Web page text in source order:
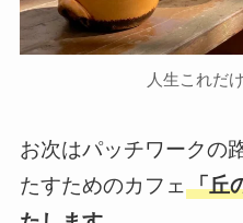
人生これだ
お次はパッチワークの
たすためのカフェ 「丘